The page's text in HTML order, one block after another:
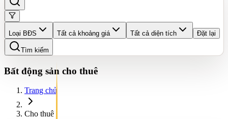
Loại BĐS Tất cả khoảng giá Tất cả diện tích Đặt lại
Tìm kiếm
Bất động sản cho thuê
Trang chủ
Cho thuê